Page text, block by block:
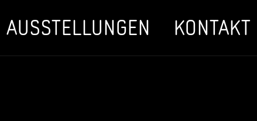
AUSSTELLUNGEN KONTAKT